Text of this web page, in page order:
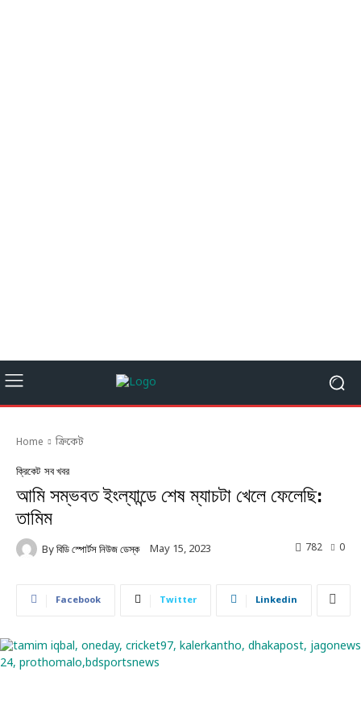
Home ক্রিকেট
ক্রিকেট সব খবর
আমি সম্ভবত ইংল্যান্ডে শেষ ম্যাচটা খেলে ফেলেছি:
তামিম
By বিডি স্পোর্টস নিউজ ডেস্ক May 15, 2023 0
782
Facebook Twitter Linkedin